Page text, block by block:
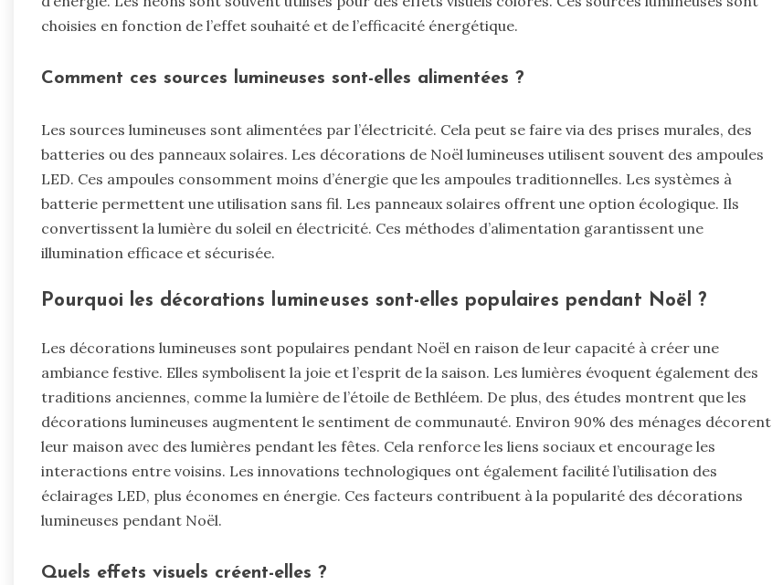
choisies en fonction de l’effet souhaité et de l’efficacité énergétique.
Comment ces sources lumineuses sont-elles alimentées ?
Les sources lumineuses sont alimentées par l’électricité. Cela peut se faire via des prises murales, des
batteries ou des panneaux solaires. Les décorations de Noël lumineuses utilisent souvent des ampoules
LED. Ces ampoules consomment moins d’énergie que les ampoules traditionnelles. Les systèmes à
batterie permettent une utilisation sans fil. Les panneaux solaires offrent une option écologique. Ils
convertissent la lumière du soleil en électricité. Ces méthodes d’alimentation garantissent une
illumination efficace et sécurisée.
Pourquoi les décorations lumineuses sont-elles populaires pendant Noël ?
Les décorations lumineuses sont populaires pendant Noël en raison de leur capacité à créer une
ambiance festive. Elles symbolisent la joie et l’esprit de la saison. Les lumières évoquent également des
traditions anciennes, comme la lumière de l’étoile de Bethléem. De plus, des études montrent que les
décorations lumineuses augmentent le sentiment de communauté. Environ 90% des ménages décorent
leur maison avec des lumières pendant les fêtes. Cela renforce les liens sociaux et encourage les
interactions entre voisins. Les innovations technologiques ont également facilité l’utilisation des
éclairages LED, plus économes en énergie. Ces facteurs contribuent à la popularité des décorations
lumineuses pendant Noël.
Quels effets visuels créent-elles ?